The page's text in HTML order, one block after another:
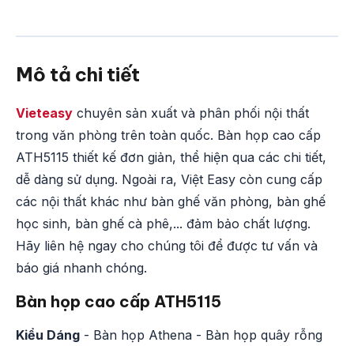
Mô tả chi tiết
Vieteasy chuyên sản xuất và phân phối nội thất
trong văn phòng trên toàn quốc. Bàn họp cao cấp
ATH5115 thiết kế đơn giản, thể hiện qua các chi tiết,
dễ dàng sử dụng. Ngoài ra, Việt Easy còn cung cấp
các nội thất khác như bàn ghế văn phòng, bàn ghế
học sinh, bàn ghế cà phê,... đảm bảo chất lượng.
Hãy liên hệ ngay cho chúng tôi để được tư vấn và
báo giá nhanh chóng.
Bàn họp cao cấp ATH5115
Kiểu Dáng - Bàn họp Athena - Bàn họp quây rỗng